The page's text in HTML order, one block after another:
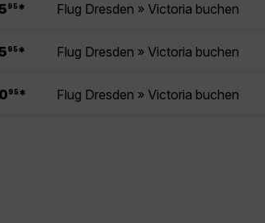
95 * Flug Dresden » Victoria buchen
95 * Flug Dresden » Victoria buchen
95 * Flug Dresden » Victoria buchen